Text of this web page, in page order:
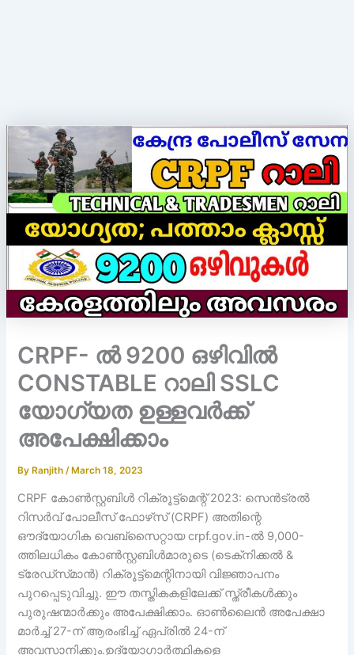
CRPF- ൽ 9200 ഒഴിവിൽ
CONSTABLE റാലി SSLC
യോഗ്യത ഉള്ളവർക്ക്
അപേക്ഷിക്കാം
ByRanjith /March 18, 2023
CRPF കോൺസ്റ്റബിൾ റിക്രൂട്ട്‌മെന്റ് 2023: സെൻട്രൽ
റിസർവ് പോലീസ് ഫോഴ്‌സ് (CRPF) അതിന്റെ
ഔദ്യോഗിക വെബ്‌സൈറ്റായ crpf.gov.in-ൽ 9,000-
ത്തിലധികം കോൺസ്റ്റബിൾമാരുടെ (ടെക്‌നിക്കൽ &
ട്രേഡ്‌സ്‌മാൻ) റിക്രൂട്ട്‌മെന്റിനായി വിജ്ഞാപനം
പുറപ്പെടുവിച്ചു. ഈ തസ്തികകളിലേക്ക് സ്ത്രീകൾക്കും
പുരുഷന്മാർക്കും അപേക്ഷിക്കാം. ഓൺലൈൻ അപേക്ഷാ
മാർച്ച് 27-ന് ആരംഭിച്ച് ഏപ്രിൽ 24-ന്
അവസാനിക്കും.ഉദ്യോഗാർത്ഥികളെ